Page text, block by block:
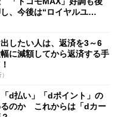
、今後は“ロイヤルユー
したい人は、返済を3～6
に減額してから返済する手
d払い」「dポイント」の
るのか これからは「dカー